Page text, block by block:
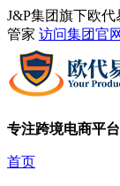
J&P集团旗下欧
管家 访问集团官网
专注跨境电商平台
首页